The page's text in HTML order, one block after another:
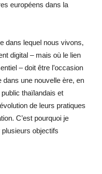
européens dans la
dans lequel nous vivons,
digital – mais où le lien
– doit être l’occasion
dans une nouvelle ère, en
thaïlandais et
de leurs pratiques
C’est pourquoi je
objectifs